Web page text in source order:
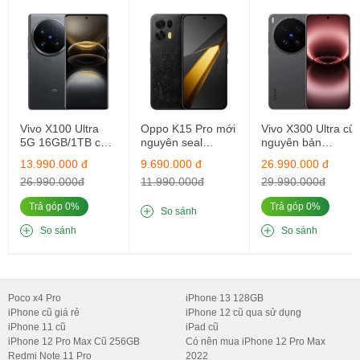
AnTuTu:2.750.000 điểm
GeekBench: 9480 điểm
120fps ổn định 45 phút
PUBG New State: HDR Extreme, không giật lag
vừa sạc vừa chơi mà không nóng pin.
VI. Camera – Đơn giản nhưng chất lượng
hàng đầu
nhưng mỗi ống kính đều được tinh chỉnh chuyên nghiệp:
Cảm biến Sony IMX920 50MP– ảnh sắc nét, sáng và chi tiết.
Ống kínhsiêu rộng 8MP
– góc nhìn 119°, rất phù hợp chụp
Vivo X100 Ultra
5G 16GB/1TB cũ
13.990.000 đ
26.990.000đ
Trả góp 0%
So sánh
Oppo K15 Pro mới
nguyên seal
9.690.000 đ
11.990.000đ
So sánh
Vivo X300 Ultra cũ
nguyên bản
26.990.000 đ
29.990.000đ
Trả góp 0%
So sánh
Poco x4 Pro
iPhone cũ giá rẻ
iPhone 11 cũ
iPhone 12 Pro Max Cũ 256GB
Redmi Note 11 Pro
iPhone 13 128GB
iPhone 12 cũ qua sử dụng
iPad cũ
Có nên mua iPhone 12 Pro Max
2022